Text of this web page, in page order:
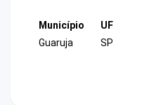
Município
Guaruja
UF
SP